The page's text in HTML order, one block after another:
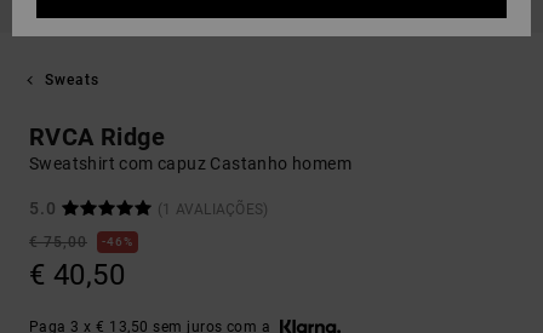
Sweats
RVCA Ridge
Sweatshirt com capuz Castanho homem
5.0
(1 AVALIAÇÕES)
€ 75,00
46%
€ 40,50
Paga 3 x € 13,50 sem juros com a